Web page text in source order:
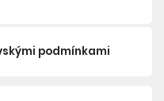
podmínkami